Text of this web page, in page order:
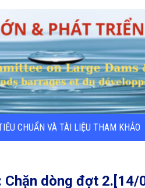
CHUẨN VÀ TÀI LIỆU THAM KHẢO
dòng đợt 2.[14/